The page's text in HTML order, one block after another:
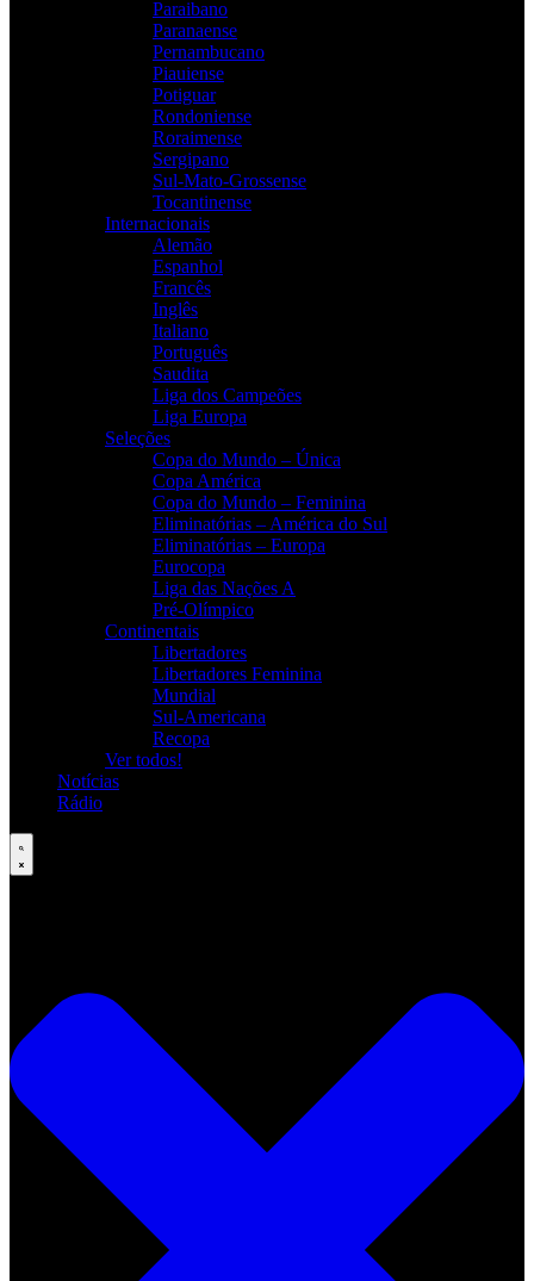
Paraibano
Paranaense
Pernambucano
Piauiense
Potiguar
Rondoniense
Roraimense
Sergipano
Sul-Mato-Grossense
Tocantinense
Internacionais
Alemão
Espanhol
Francês
Inglês
Italiano
Português
Saudita
Liga dos Campeões
Liga Europa
Seleções
Copa do Mundo – Única
Copa América
Copa do Mundo – Feminina
Eliminatórias – América do Sul
Eliminatórias – Europa
Eurocopa
Liga das Nações A
Pré-Olímpico
Continentais
Libertadores
Libertadores Feminina
Mundial
Sul-Americana
Recopa
Ver todos!
Notícias
Rádio